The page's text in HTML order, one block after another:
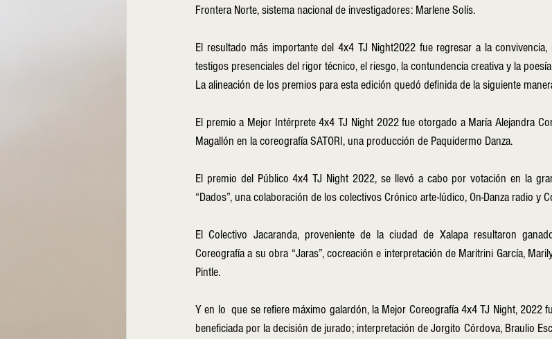
Frontera Norte, sistema nacional de investigadores: Marlene Solís.
El resultado más importante del 4x4 TJ Night2022 fue regresar a la
testigos presenciales del rigor técnico, el riesgo, la contundencia creativa y la
La alineación de los premios para esta edición quedó definida de la siguiente
El premio a Mejor Intérprete 4x4 TJ Night 2022 fue otorgado a María Alejandra
Magallón en la coreografía SATORI, una producción de Paquidermo Danza.
El premio del Público 4x4 TJ Night 2022, se llevó a cabo por votación en la
“Dados”, una colaboración de los colectivos Crónico arte-lúdico, On-Danza radio y
El Colectivo Jacaranda, proveniente de la ciudad de Xalapa resultaron
Coreografía a su obra “Jaras”, cocreación e interpretación de Maritrini García,
Pintle.
Y en lo  que se refiere máximo galardón, la Mejor Coreografía 4x4 TJ Night, 2022
beneficiada por la decisión de jurado; interpretación de Jorgito Córdova, Braulio